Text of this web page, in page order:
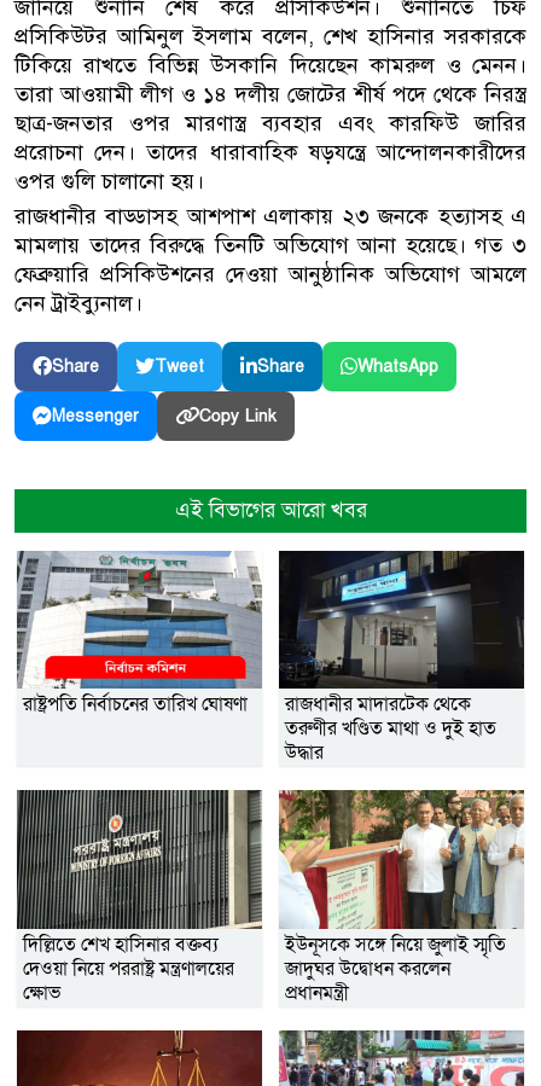
জানিয়ে শুনানি শেষ করে প্রসিকিউশন। শুনানিতে চিফ
প্রসিকিউটর আমিনুল ইসলাম বলেন, শেখ হাসিনার সরকারকে
টিকিয়ে রাখতে বিভিন্ন উসকানি দিয়েছেন কামরুল ও মেনন।
তারা আওয়ামী লীগ ও ১৪ দলীয় জোটের শীর্ষ পদে থেকে নিরস্ত্র
ছাত্র-জনতার ওপর মারণাস্ত্র ব্যবহার এবং কারফিউ জারির
প্ররোচনা দেন। তাদের ধারাবাহিক ষড়যন্ত্রে আন্দোলনকারীদের
ওপর গুলি চালানো হয়।
রাজধানীর বাড্ডাসহ আশপাশ এলাকায় ২৩ জনকে হত্যাসহ এ
মামলায় তাদের বিরুদ্ধে তিনটি অভিযোগ আনা হয়েছে। গত ৩
ফেব্রুয়ারি প্রসিকিউশনের দেওয়া আনুষ্ঠানিক অভিযোগ আমলে
নেন ট্রাইব্যুনাল।
Share Tweet Share WhatsApp
Messenger Copy Link
এই বিভাগের আরো খবর
রাষ্ট্রপতি নির্বাচনের তারিখ ঘোষণা
রাজধানীর মাদারটেক থেকে
তরুণীর খণ্ডিত মাথা ও দুই হাত
উদ্ধার
দিল্লিতে শেখ হাসিনার বক্তব্য
দেওয়া নিয়ে পররাষ্ট্র মন্ত্রণালয়ের
ক্ষোভ
ইউনূসকে সঙ্গে নিয়ে জুলাই স্মৃতি
জাদুঘর উদ্বোধন করলেন
প্রধানমন্ত্রী